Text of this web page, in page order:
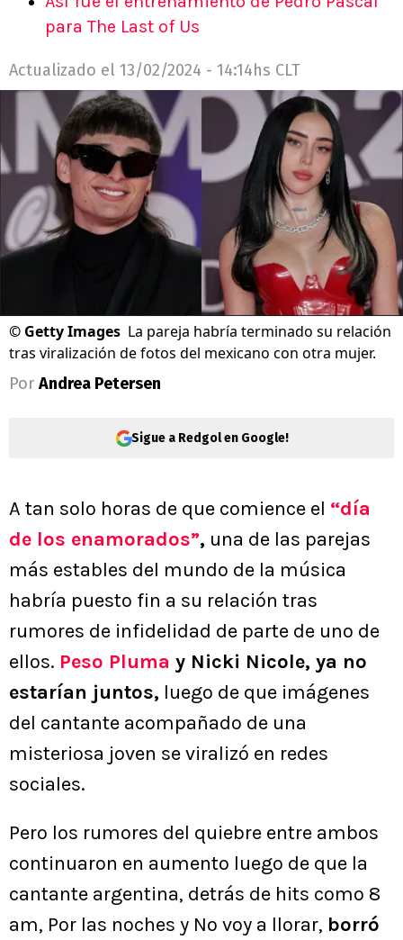
para The Last of Us
Actualizado el 13/02/2024 - 14:14hs CLT
© Getty Images La pareja habría terminado su relación
tras viralización de fotos del mexicano con otra mujer.
Por Andrea Petersen
Sigue a Redgol en Google!
A tan solo horas de que comience el “día
de los enamorados”, una de las parejas
más estables del mundo de la música
habría puesto fin a su relación tras
rumores de infidelidad de parte de uno de
ellos. Peso Pluma y Nicki Nicole, ya no
estarían juntos, luego de que imágenes
del cantante acompañado de una
misteriosa joven se viralizó en redes
sociales.
Pero los rumores del quiebre entre ambos
continuaron en aumento luego de que la
cantante argentina, detrás de hits como 8
am, Por las noches y No voy a llorar, borró